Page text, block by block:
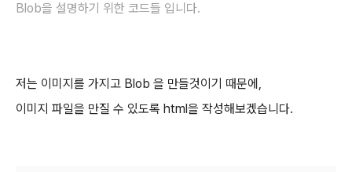
Blob을 설명하기 위한 코드들 입니다.
저는 이미지를 가지고 Blob 을 만들것이기 때문에,
이미지 파일을 만질 수 있도록 html을 작성해보겠습니다.